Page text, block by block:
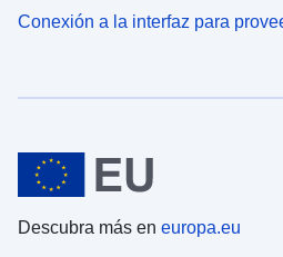
Conexión a la interfaz para
Descubra más en europa.eu